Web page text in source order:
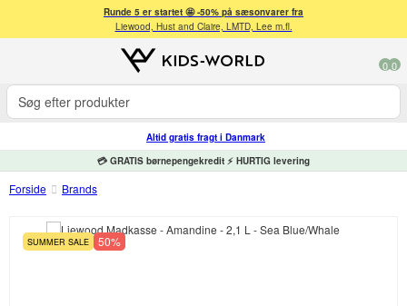
Runde 5 er startet 🤩 -50% på sæsonvarer fra
Liewood, Hust and Claire, LMTD, Lee m.fl.
0 0
Altid gratis fragt i Danmark
💳 GRATIS børnepengekredit ⚡ HURTIG levering
Forside Brands
SUMMER SALE 50%